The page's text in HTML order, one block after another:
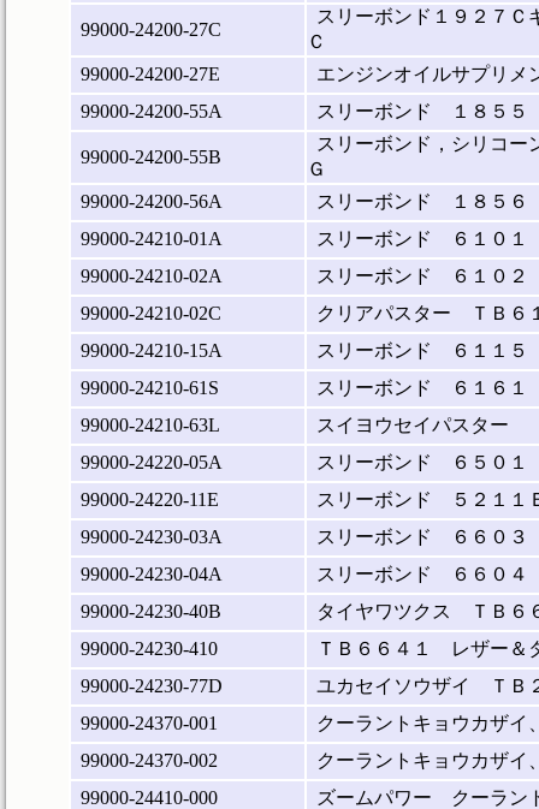
99000-24200-27C
スリーボンド１９２７Ｃ
Ｃ
99000-24200-27E
エンジンオイルサプリメ
99000-24200-55A
スリーボンド １８５５
99000-24200-55B
スリーボンド，シリコー
Ｇ
99000-24200-56A
スリーボンド １８５６
99000-24210-01A
スリーボンド ６１０１
99000-24210-02A
スリーボンド ６１０２
99000-24210-02C
クリアパスター ＴＢ６
99000-24210-15A
スリーボンド ６１１５
99000-24210-61S
スリーボンド ６１６
99000-24210-63L
スイヨウセイパスター
99000-24220-05A
スリーボンド ６５０１
99000-24220-11E
スリーボンド ５２１１
99000-24230-03A
スリーボンド ６６０３
99000-24230-04A
スリーボンド ６６０４
99000-24230-40B
タイヤワツクス ＴＢ６
99000-24230-410
ＴＢ６６４１ レザー＆
99000-24230-77D
ユカセイソウザイ ＴＢ
99000-24370-001
クーラントキョウカザイ
99000-24370-002
クーラントキョウカザイ
99000-24410-000
ズームパワー クーラン